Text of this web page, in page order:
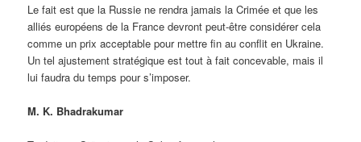
Le fait est que la Russie ne rendra jamais la Crimée et que les
alliés européens de la France devront peut-être considérer cela
comme un prix acceptable pour mettre fin au conflit en Ukraine.
Un tel ajustement stratégique est tout à fait concevable, mais il
lui faudra du temps pour s’imposer.
M. K. Bhadrakumar